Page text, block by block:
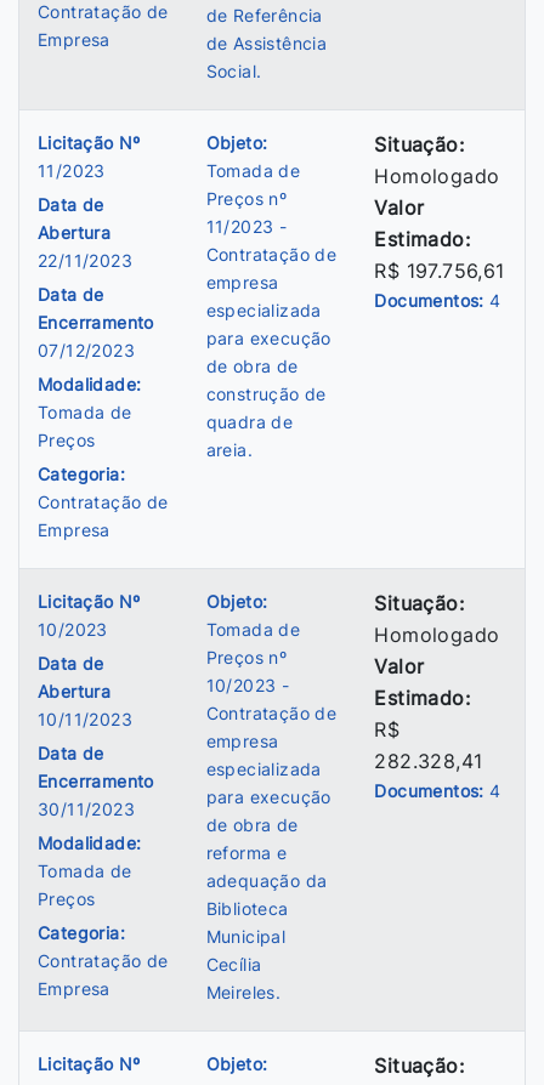
Contratação de
Empresa
de Referência
de Assistência
Social.
Licitação Nº
11/2023
Data de
Abertura
22/11/2023
Data de
Encerramento
07/12/2023
Modalidade:
Tomada de
Preços
Categoria:
Contratação de
Empresa
Objeto:
Tomada de
Preços nº
11/2023 -
Contratação de
empresa
especializada
para execução
de obra de
construção de
quadra de
areia.
Situação:
Homologado
Valor
Estimado:
R$ 197.756,61
Documentos:4
Licitação Nº
10/2023
Data de
Abertura
10/11/2023
Data de
Encerramento
30/11/2023
Modalidade:
Tomada de
Preços
Categoria:
Contratação de
Empresa
Objeto:
Tomada de
Preços nº
10/2023 -
Contratação de
empresa
especializada
para execução
de obra de
reforma e
adequação da
Biblioteca
Municipal
Cecília
Meireles.
Situação:
Homologado
Valor
Estimado:
R$
282.328,41
Documentos:4
Licitação Nº
Objeto:
Situação: